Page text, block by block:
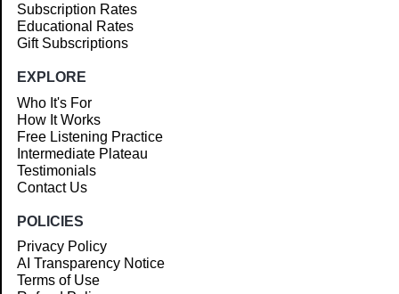
Subscription Rates
Educational Rates
Gift Subscriptions
EXPLORE
Who It's For
How It Works
Free Listening Practice
Intermediate Plateau
Testimonials
Contact Us
POLICIES
Privacy Policy
AI Transparency Notice
Terms of Use